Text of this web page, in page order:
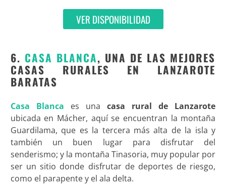
VER DISPONIBILIDAD
6. CASA BLANCA, UNA DE LAS MEJORES
CASAS RURALES EN LANZAROTE
BARATAS
Casa Blanca es unacasa rural de Lanzarote
ubicada en Mácher, aquí se encuentran la montaña
Guardilama, que es la tercera más alta de la isla y
también un buen lugar para disfrutar del
senderismo; y la montaña Tinasoria, muy popular por
ser un sitio donde disfrutar de deportes de riesgo,
como el parapente y el ala delta.